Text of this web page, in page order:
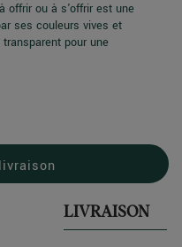
offrir ou à s'offrir est une
ses couleurs vives et
pour une
LIVRAISON